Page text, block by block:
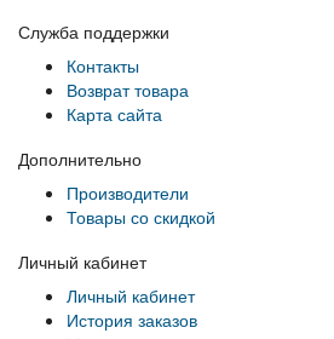
Служба поддержки
Контакты
Возврат товара
Карта сайта
Дополнительно
Производители
Товары со скидкой
Личный кабинет
Личный кабинет
История заказов